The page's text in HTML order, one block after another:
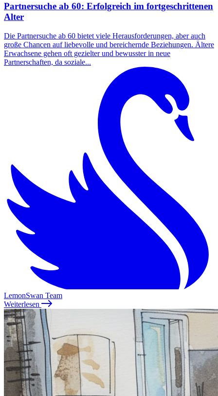
Partnersuche ab 60: Erfolgreich im fortgeschrittenen
Alter
Die Partnersuche ab 60 bietet viele Herausforderungen, aber auch
große Chancen auf liebevolle und bereichernde Beziehungen. Ältere
Erwachsene gehen oft gezielter und bewusster in neue
Partnerschaften, da soziale...
LemonSwan Team
Weiterlesen